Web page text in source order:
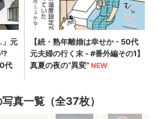
真一覧（全37枚）